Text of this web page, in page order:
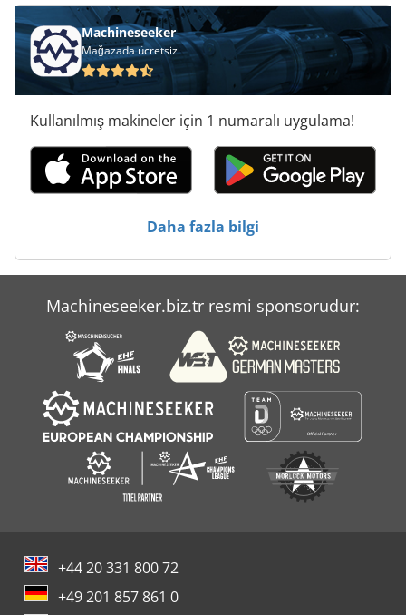
Ticari Et Kıyma Makinesi
Ticari Römorklar
Çalışma Araç
Machineseeker
Mağazada ücretsiz
Kullanılmış makineler için 1 numaralı uygulama!
Daha fazla bilgi
Machineseeker.biz.tr resmi sponsorudur:
+44 20 331 800 72
+49 201 857 861 0